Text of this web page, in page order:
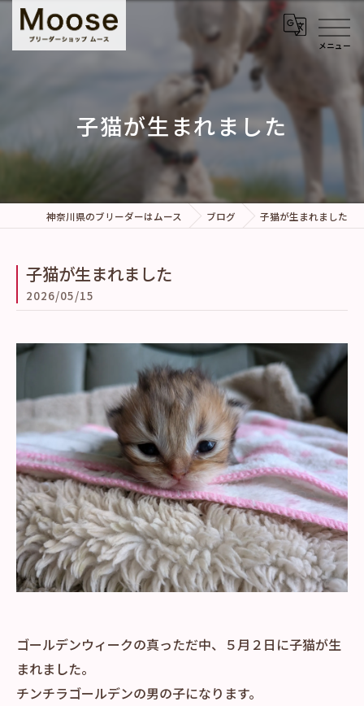
子猫が生まれました
神奈川県のブリーダーはムース ブログ 子猫が生まれました
子猫が生まれました
2026/05/15
ゴールデンウィークの真っただ中、５月２日に子猫が生
まれました。
チンチラゴールデンの男の子になります。